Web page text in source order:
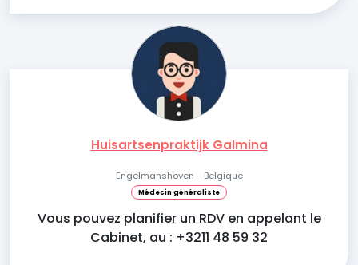
Huisartsenpraktijk Galmina
Engelmanshoven - Belgique
Médecin généraliste
Vous pouvez planifier un RDV en appelant le
Cabinet, au : +3211 48 59 32